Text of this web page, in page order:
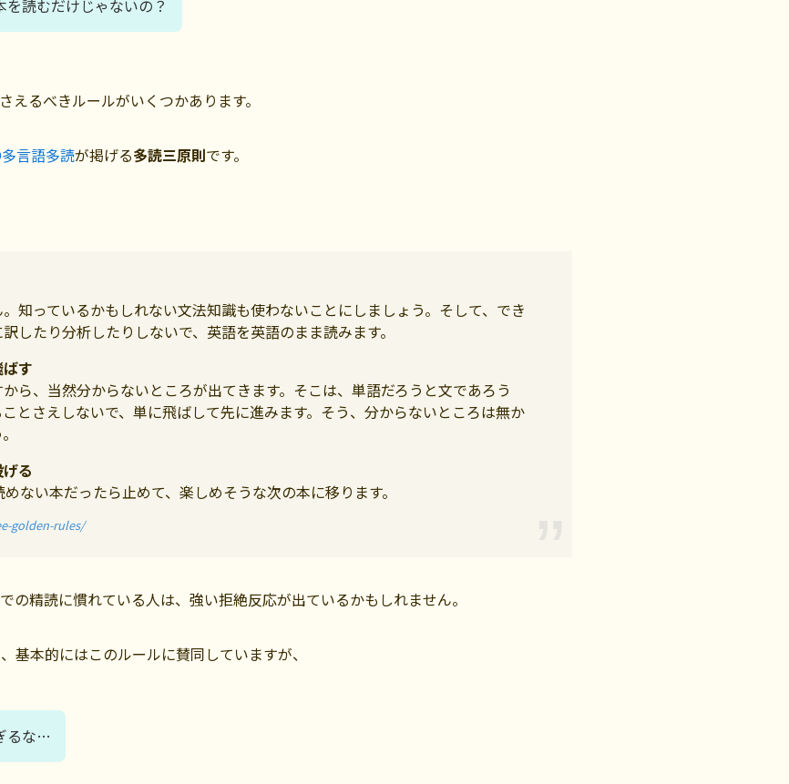
を読むだけじゃないの？
えるべきルールがいくつかあります。
言語多読が掲げる多読三原則です。
知っているかもしれない文法知識も使わないことにしましょう。そして、でき
したり分析したりしないで、英語を英語のまま読みます。
す
ら、当然分からないところが出てきます。そこは、単語だろうと文であろう
とさえしないで、単に飛ばして先に進みます。そう、分からないところは無か
る
ない本だったら止めて、楽しめそうな次の本に移ります。
golden-rules/
の精読に慣れている人は、強い拒絶反応が出ているかもしれません。
基本的にはこのルールに賛同していますが、
るな…